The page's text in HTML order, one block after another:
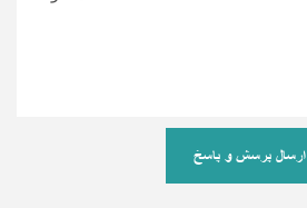
ارسال پرسش و پاسخ